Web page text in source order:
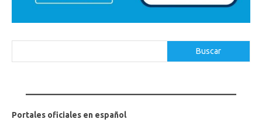
Buscar
Portales oficiales en español